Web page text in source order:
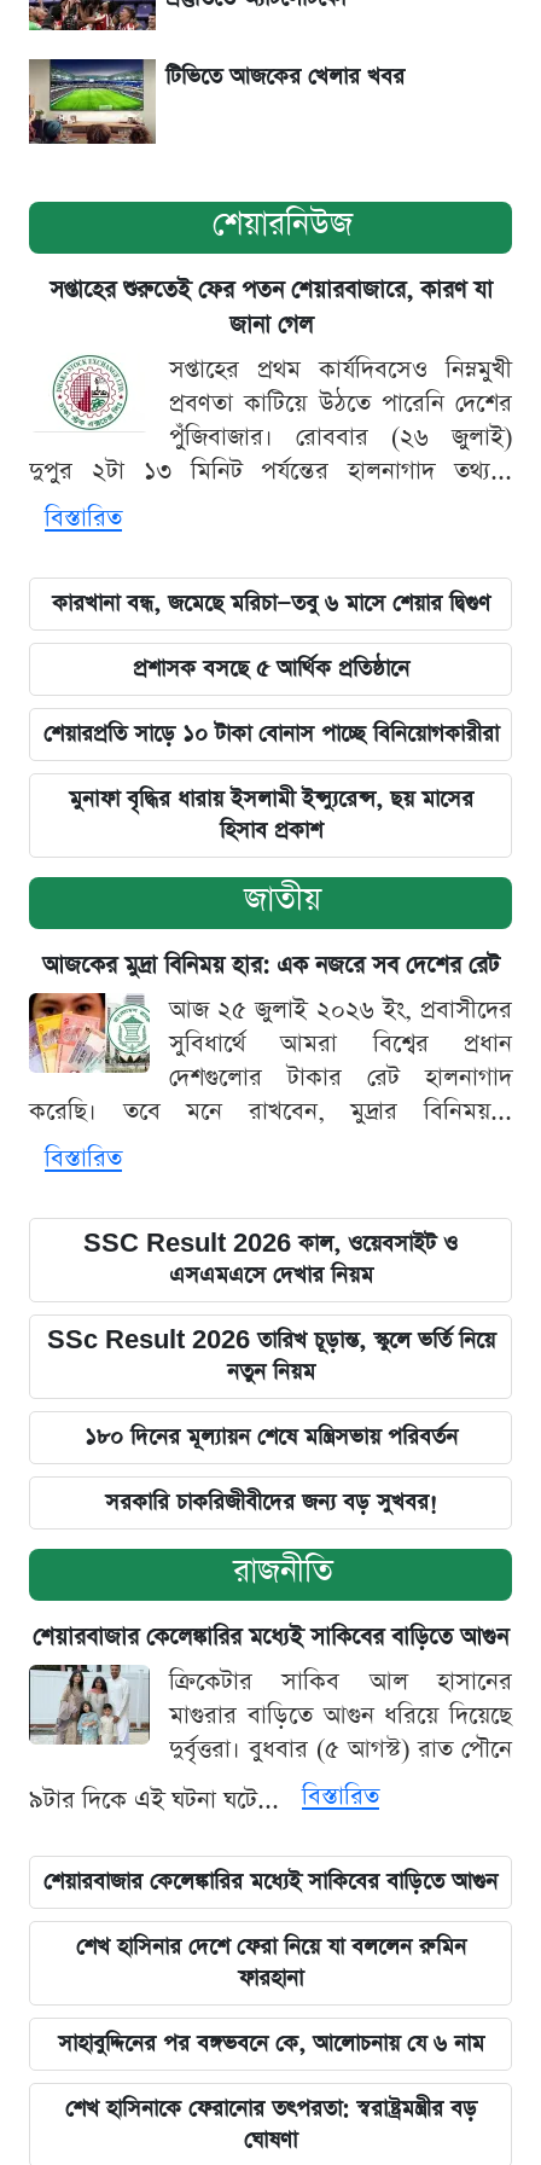
সূর্যগ্রহণের দিন আকাশে চোখ ধাঁধানো দৃশ্য, জেনে নিন
টিভিতে আজকের খেলার খবর
শেয়ারনিউজ
সপ্তাহের শুরুতেই ফের পতন শেয়ারবাজারে, কারণ যা
জানা গেল
সপ্তাহের প্রথম কার্যদিবসেও নিম্নমুখী
প্রবণতা কাটিয়ে উঠতে পারেনি দেশের
পুঁজিবাজার। রোববার (২৬ জুলাই)
দুপুর ২টা ১৩ মিনিট পর্যন্তের হালনাগাদ তথ্য...
বিস্তারিত
কারখানা বন্ধ, জমেছে মরিচা—তবু ৬ মাসে শেয়ার দ্বিগুণ
প্রশাসক বসছে ৫ আর্থিক প্রতিষ্ঠানে
শেয়ারপ্রতি সাড়ে ১০ টাকা বোনাস পাচ্ছে বিনিয়োগকারীরা
মুনাফা বৃদ্ধির ধারায় ইসলামী ইন্স্যুরেন্স, ছয় মাসের
হিসাব প্রকাশ
জাতীয়
আজকের মুদ্রা বিনিময় হার: এক নজরে সব দেশের রেট
আজ ২৫ জুলাই ২০২৬ ইং, প্রবাসীদের
সুবিধার্থে আমরা বিশ্বের প্রধান
দেশগুলোর টাকার রেট হালনাগাদ
করেছি। তবে মনে রাখবেন, মুদ্রার বিনিময়...
বিস্তারিত
SSC Result 2026 কাল, ওয়েবসাইট ও
এসএমএসে দেখার নিয়ম
SSc Result 2026 তারিখ চূড়ান্ত, স্কুলে ভর্তি নিয়ে
নতুন নিয়ম
১৮০ দিনের মূল্যায়ন শেষে মন্ত্রিসভায় পরিবর্তন
সরকারি চাকরিজীবীদের জন্য বড় সুখবর!
রাজনীতি
শেয়ারবাজার কেলেঙ্কারির মধ্যেই সাকিবের বাড়িতে আগুন
ক্রিকেটার সাকিব আল হাসানের
মাগুরার বাড়িতে আগুন ধরিয়ে দিয়েছে
দুর্বৃত্তরা। বুধবার (৫ আগস্ট) রাত পৌনে
৯টার দিকে এই ঘটনা ঘটে...
বিস্তারিত
শেয়ারবাজার কেলেঙ্কারির মধ্যেই সাকিবের বাড়িতে আগুন
শেখ হাসিনার দেশে ফেরা নিয়ে যা বললেন রুমিন
ফারহানা
সাহাবুদ্দিনের পর বঙ্গভবনে কে, আলোচনায় যে ৬ নাম
শেখ হাসিনাকে ফেরানোর তৎপরতা: স্বরাষ্ট্রমন্ত্রীর বড়
ঘোষণা